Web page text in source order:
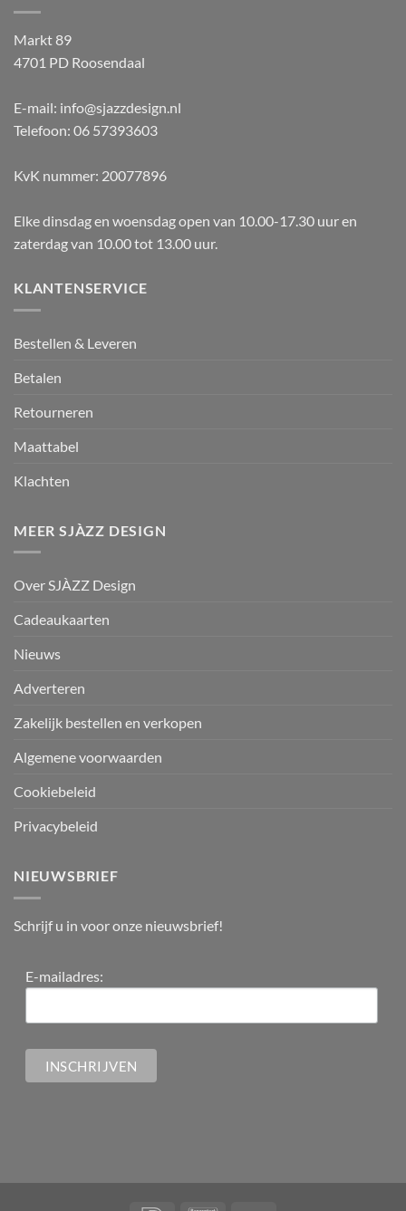
Markt 89
4701 PD Roosendaal
E-mail: info@sjazzdesign.nl
Telefoon: 06 57393603
KvK nummer: 20077896
Elke dinsdag en woensdag open van 10.00-17.30 uur en
zaterdag van 10.00 tot 13.00 uur.
KLANTENSERVICE
Bestellen & Leveren
Betalen
Retourneren
Maattabel
Klachten
MEER SJÀZZ DESIGN
Over SJÀZZ Design
Cadeaukaarten
Nieuws
Adverteren
Zakelijk bestellen en verkopen
Algemene voorwaarden
Cookiebeleid
Privacybeleid
NIEUWSBRIEF
Schrijf u in voor onze nieuwsbrief!
E-mailadres: